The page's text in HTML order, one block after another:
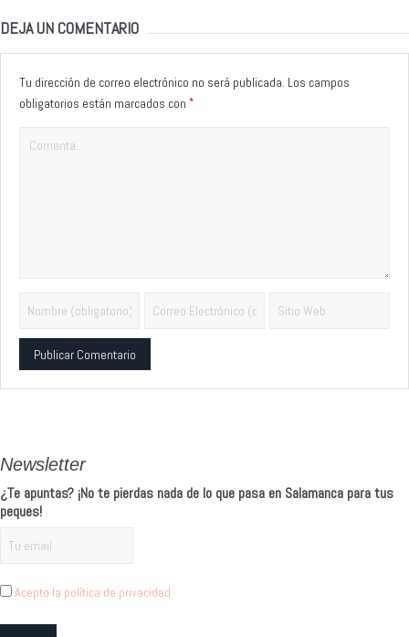
DEJA UN COMENTARIO
Tu dirección de correo electrónico no será publicada. Los campos
obligatorios están marcados con *
Newsletter
¿Te apuntas? ¡No te pierdas nada de lo que pasa en Salamanca para tus
peques!
Acepto la política de privacidad